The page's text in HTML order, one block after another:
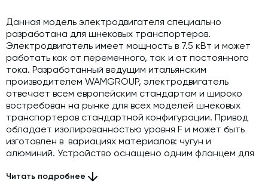
Данная модель электродвигателя специально
разработана для шнековых транспортеров.
Электродвигатель имеет мощность в 7.5 кВт и может
работать как от переменного, так и от постоянного
тока. Разработанный ведущим итальянским
производителем WAMGROUP, электродвигатель
отвечает всем европейским стандартам и широко
востребован на рынке для всех моделей шнековых
транспортеров стандартной конфигурации. Привод
обладает изолированностью уровня F и может быть
изготовлен в вариациях материалов: чугун и
алюминий. Устройство оснащено одним фланцем для
Читать подробнее